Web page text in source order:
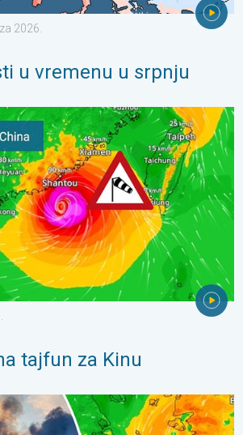
2026.
u vremenu u srpnju
za Kinu. Do 500 litara kiše. . . petak, 24.
tajfun za Kinu
vatru. Vruće i jak vjetar. . . petak, 31.